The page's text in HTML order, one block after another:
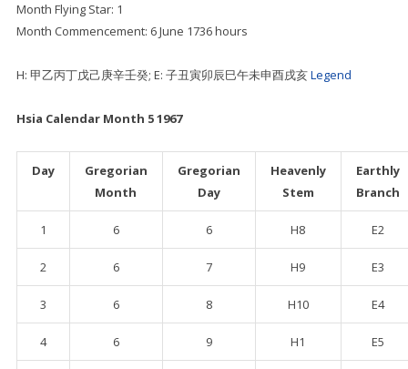
Month Flying Star: 1
Month Commencement: 6 June 1736 hours
H: 甲乙丙丁戊己庚辛壬癸; E: 子丑寅卯辰巳午未申酉戌亥Legend
Hsia Calendar Month 5 1967
Day
Gregorian
Month
Gregorian
Day
Heavenly
Stem
Earthly
Branch
1 6 6 H8 E2
2 6 7 H9 E3
3 6 8 H10 E4
4 6 9 H1 E5